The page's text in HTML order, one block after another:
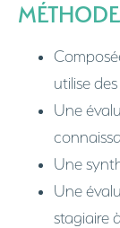
utilise
Une
Une
Une
stagiaire